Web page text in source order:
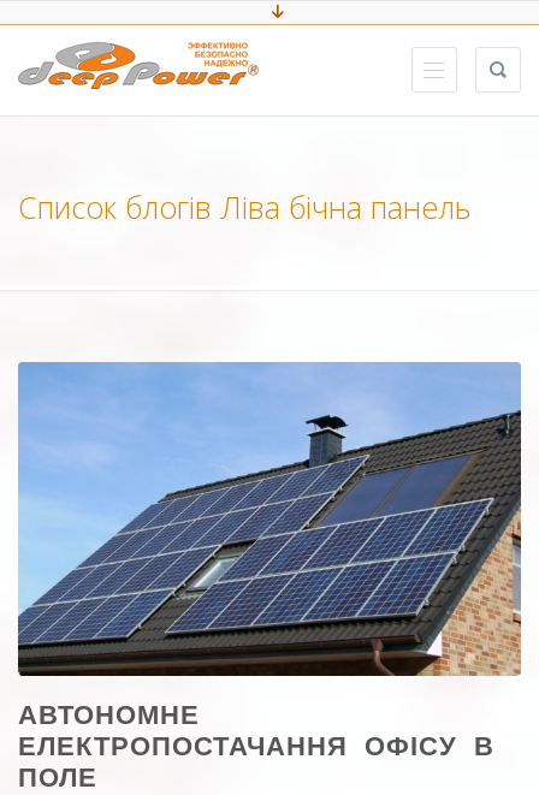
Список блогів Ліва бічна панель
АВТОНОМНЕ
ЕЛЕКТРОПОСТАЧАННЯ ОФІСУ В
ПОЛЕ